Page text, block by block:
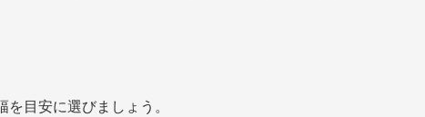
目安に選びましょう。